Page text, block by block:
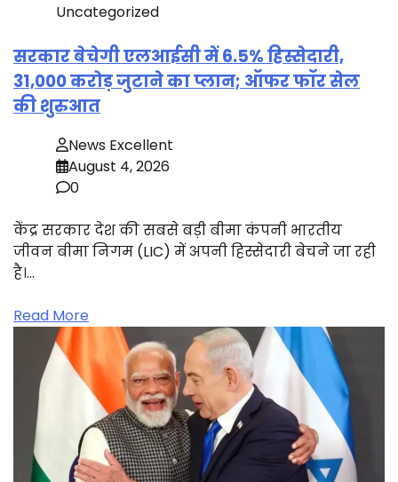
Uncategorized
सरकार बेचेगी एलआईसी में 6.5% हिस्सेदारी,
31,000 करोड़ जुटाने का प्लान; ऑफर फॉर सेल
की शुरुआत
News Excellent
August 4, 2026
0
केंद्र सरकार देश की सबसे बड़ी बीमा कंपनी भारतीय
जीवन बीमा निगम (LIC) में अपनी हिस्सेदारी बेचने जा रही
है।…
Read More